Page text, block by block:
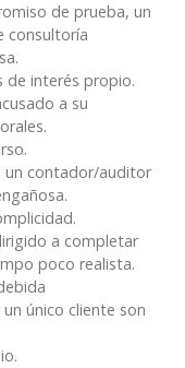
de prueba, un
consultoría
de interés propio.
a su
un contador/auditor
a completar
poco realista.
único cliente son